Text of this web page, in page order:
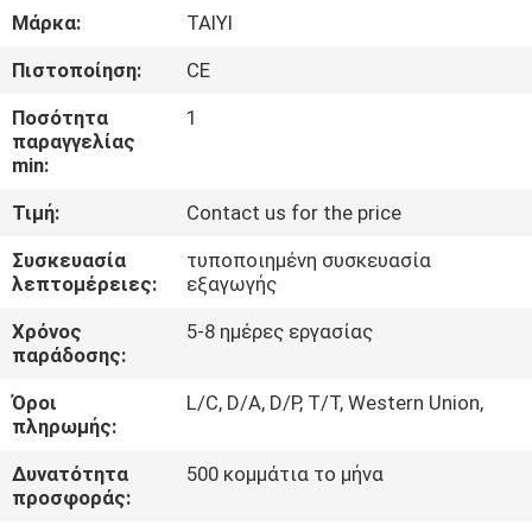
ΞΕΝΆΓΗΣΗ
ΣΤΟ
ΕΡΓΟΣΤΆΣΙΟ
ΕΠΙΚΟΙΝΩΝΉΣΤΕ
ΜΑΖΊ
ΜΑΣ
ΝΈΑ
ΛΎΣΗ
SITEMAP
Μάρκα:
TAIYI
Πιστοποίηση:
CE
Ποσότητα
παραγγελίας
min:
1
Τιμή:
Contact us for the price
Συσκευασία
λεπτομέρειες:
τυποποιημένη συσκευασία
εξαγωγής
Χρόνος
παράδοσης:
5-8 ημέρες εργασίας
Όροι
πληρωμής:
L/C, D/A, D/P, T/T, Western Union,
Δυνατότητα
προσφοράς:
500 κομμάτια το μήνα